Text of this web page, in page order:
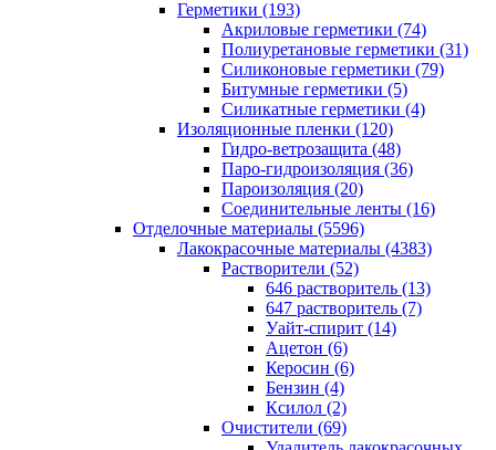
Герметики (193)
Акриловые герметики (74)
Полиуретановые герметики (31)
Силиконовые герметики (79)
Битумные герметики (5)
Силикатные герметики (4)
Изоляционные пленки (120)
Гидро-ветрозащита (48)
Паро-гидроизоляция (36)
Пароизоляция (20)
Соединительные ленты (16)
Отделочные материалы (5596)
Лакокрасочные материалы (4383)
Растворители (52)
646 растворитель (13)
647 растворитель (7)
Уайт-спирит (14)
Ацетон (6)
Керосин (6)
Бензин (4)
Ксилол (2)
Очистители (69)